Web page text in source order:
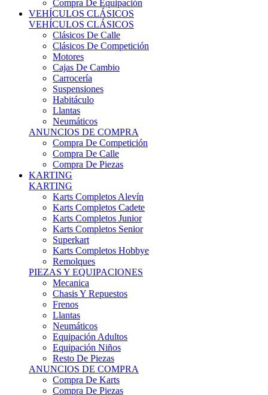
Compra De Equipación
VEHÍCULOS CLÁSICOS
VEHÍCULOS CLÁSICOS
Clásicos De Calle
Clásicos De Competición
Motores
Cajas De Cambio
Carrocería
Suspensiones
Habitáculo
Llantas
Neumáticos
ANUNCIOS DE COMPRA
Compra De Competición
Compra De Calle
Compra De Piezas
KARTING
KARTING
Karts Completos Alevín
Karts Completos Cadete
Karts Completos Junior
Karts Completos Senior
Superkart
Karts Completos Hobbye
Remolques
PIEZAS Y EQUIPACIONES
Mecanica
Chasis Y Repuestos
Frenos
Llantas
Neumáticos
Equipación Adultos
Equipación Niños
Resto De Piezas
ANUNCIOS DE COMPRA
Compra De Karts
Compra De Piezas